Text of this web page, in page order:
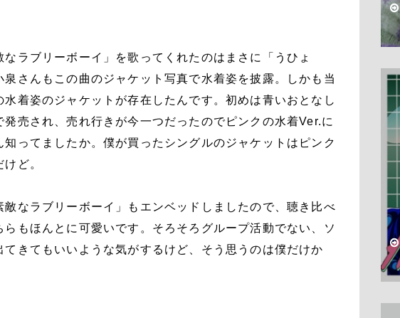
ラブリーボーイ」を歌ってくれたのはまさに「うひょ
さんもこの曲のジャケット写真で水着姿を披露。しかも当
着姿のジャケットが存在したんです。初めは青いおとなし
売され、売れ行きが今一つだったのでピンクの水着Ver.に
ってましたか。僕が買ったシングルのジャケットはピンク
ど。
なラブリーボーイ」もエンベッドしましたので、聴き比べ
らもほんとに可愛いです。そろそろグループ活動でない、ソ
てきてもいいような気がするけど、そう思うのは僕だけか